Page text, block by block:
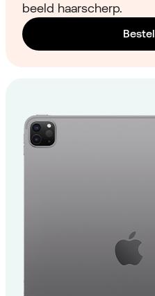
beeld haarscherp.